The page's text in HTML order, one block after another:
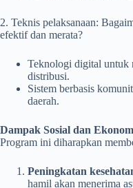
2. Teknis pelaksanaan:
efektif dan merata?
Teknologi digital untuk
distribusi.
Sistem berbasis
daerah.
Dampak Sosial dan
Program ini diharapkan
Peningkatan
hamil akan menerima